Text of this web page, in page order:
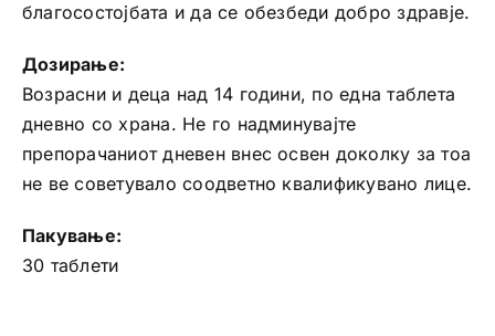
благосостојбата и да се обезбеди добро здравје.
Дозирање:
Возрасни и деца над 14 години, по една таблета
дневно со храна. Не го надминувајте
препорачаниот дневен внес освен доколку за тоа
не ве советувало соодветно квалификувано лице.
Пакување:
30 таблети